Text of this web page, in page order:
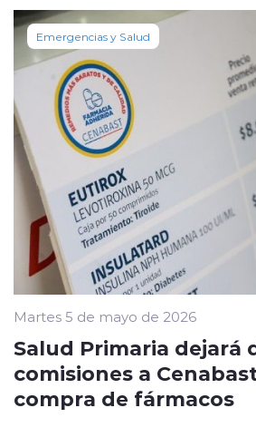
Emergencias y Salud
Martes 5 de mayo de 2026
Salud Primaria dejará
comisiones a
compra de fármacos